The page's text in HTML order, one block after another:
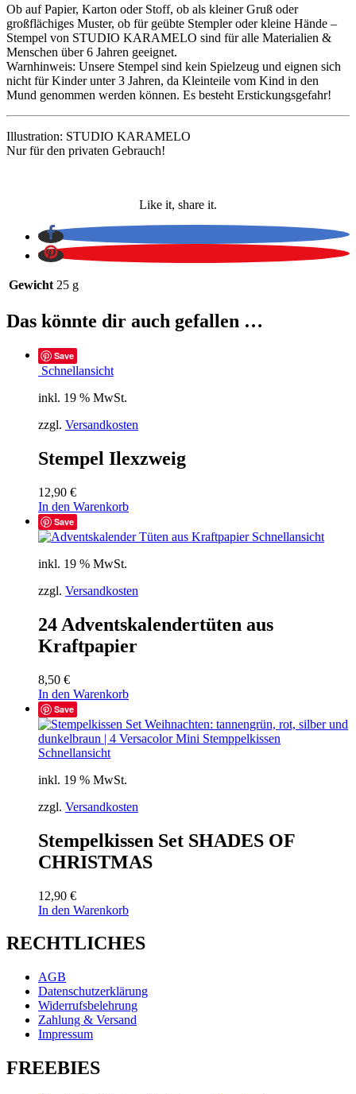
Ob auf Papier, Karton oder Stoff, ob als kleiner Gruß oder
großflächiges Muster, ob für geübte Stempler oder kleine Hände –
Stempel von STUDIO KARAMELO sind für alle Materialien &
Menschen über 6 Jahren geeignet.
Warnhinweis: Unsere Stempel sind kein Spielzeug und eignen sich
nicht für Kinder unter 3 Jahren, da Kleinteile vom Kind in den
Mund genommen werden können. Es besteht Erstickungsgefahr!
Illustration: STUDIO KARAMELO
Nur für den privaten Gebrauch!
Like it, share it.
Gewicht 25 g
Das könnte dir auch gefallen …
Save
Schnellansicht
inkl. 19 % MwSt.
zzgl. Versandkosten
Stempel Ilexzweig
12,90 €
In den Warenkorb
Save
Schnellansicht
inkl. 19 % MwSt.
zzgl. Versandkosten
24 Adventskalendertüten aus
Kraftpapier
8,50 €
In den Warenkorb
Save
Schnellansicht
inkl. 19 % MwSt.
zzgl. Versandkosten
Stempelkissen Set SHADES OF
CHRISTMAS
12,90 €
In den Warenkorb
RECHTLICHES
AGB
Datenschutzerklärung
Widerrufsbelehrung
Zahlung & Versand
Impressum
FREEBIES